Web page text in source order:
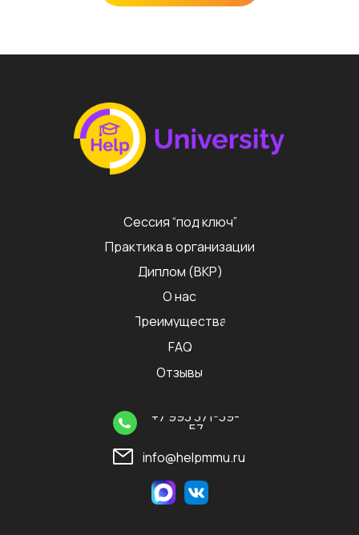
Сессия “под ключ”
Практика в организации
Диплом (ВКР)
О нас
Преимущества
FAQ
Отзывы
+7 993 371-39-
57
info@helpmmu.ru